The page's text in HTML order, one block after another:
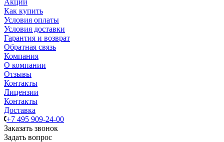
Акции
Как купить
Условия оплаты
Условия доставки
Гарантия и возврат
Обратная связь
Компания
О компании
Отзывы
Контакты
Лицензии
Контакты
Доставка
+7 495 909-24-00
Заказать звонок
Задать вопрос